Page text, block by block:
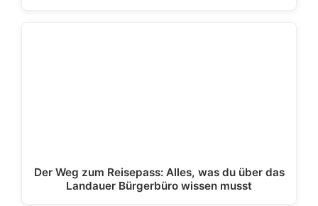
Der Weg zum Reisepass: Alles, was du über das
Landauer Bürgerbüro wissen musst